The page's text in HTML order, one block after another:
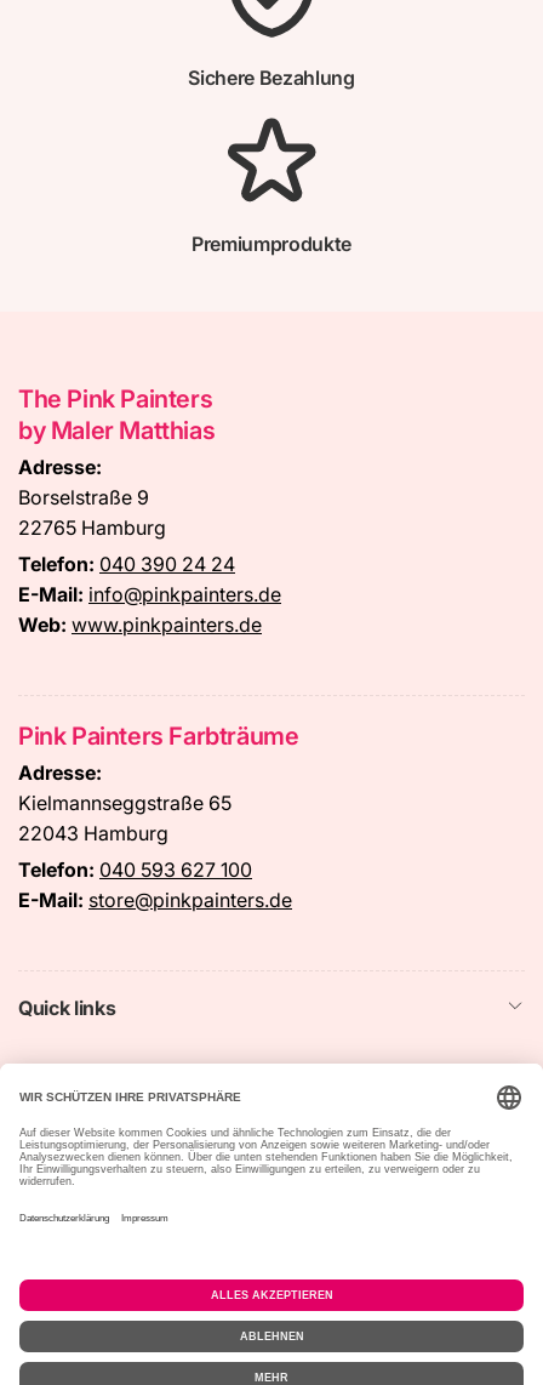
Sichere Bezahlung
Premiumprodukte
The Pink Painters
by Maler Matthias
Adresse:
Borselstraße 9
22765 Hamburg
Telefon: 040 390 24 24
E-Mail: info@pinkpainters.de
Web: www.pinkpainters.de
Pink Painters Farbträume
Adresse:
Kielmannseggstraße 65
22043 Hamburg
Telefon: 040 593 627 100
E-Mail: store@pinkpainters.de
Quick links
Startseite
Suchen
Impressum
Datenschutzerklärung
Widerrufsformular
Geschäftsbedingungen